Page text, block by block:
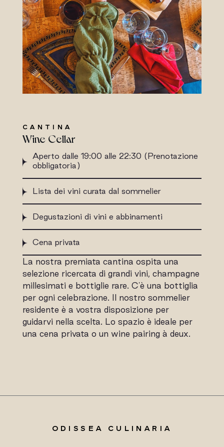
CANTINA
Wine Cellar
Aperto dalle 19:00 alle 22:30 (Prenotazione
obbligatoria)
Lista dei vini curata dal sommelier
Degustazioni di vini e abbinamenti
Cena privata
La nostra premiata cantina ospita una
selezione ricercata di grandi vini, champagne
millesimati e bottiglie rare. C'è una bottiglia
per ogni celebrazione. Il nostro sommelier
residente è a vostra disposizione per
guidarvi nella scelta. Lo spazio è ideale per
una cena privata o un wine pairing à deux.
ODISSEA CULINARIA